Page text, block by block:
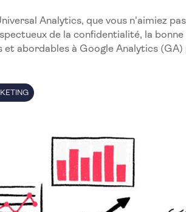
Analytics, que vous n'aimiez
de la confidentialité, la
abordables à Google Analytics